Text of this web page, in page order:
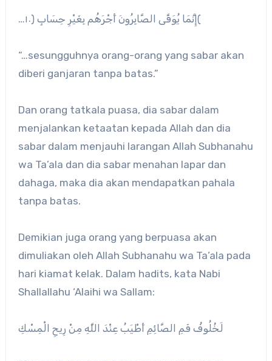
…إِنَّمَا يُوَفَّى الصَّابِرُونَ أَجْرَهُم بِغَيْرِ حِسَابٍ ﴿١٠﴾
“…sesungguhnya orang-orang yang sabar akan
diberi ganjaran tanpa batas.”
Dan orang tatkala puasa, dia sabar dalam
menjalankan ketaatan kepada Allah dan dia
sabar dalam menjauhi larangan Allah Subhanahu
wa Ta’ala dan dia sabar menahan lapar dan
dahaga, maka dia akan mendapatkan pahala
tanpa batas.
Demikian juga orang yang berpuasa akan
dimuliakan oleh Allah Subhanahu wa Ta’ala pada
hari kiamat kelak. Dalam hadits, kata Nabi
Shallallahu ‘Alaihi wa Sallam:
لَخُلُوفُ فَمِ الصَّائِمِ أَطْيَبُ عِنْدَ اللَّهِ مِنْ رِيحِ الْمِسْكِ